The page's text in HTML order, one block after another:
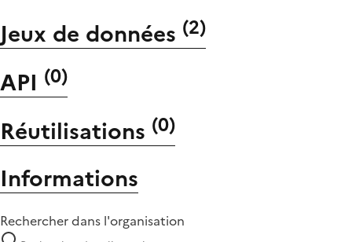
Jeux de données (2)
API (0)
Réutilisations (0)
Informations
Rechercher dans l'organisation